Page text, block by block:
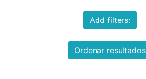
Add filters:
Ordenar resultados